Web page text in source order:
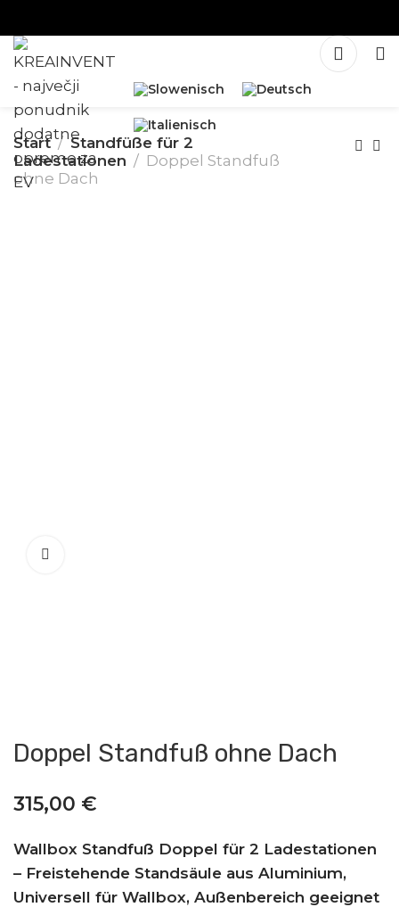
Start
Standfüße für 2
Ladestationen
Doppel Standfuß
ohne Dach
Doppel Standfuß ohne Dach
315,00 €
Wallbox Standfuß Doppel für 2 Ladestationen
– Freistehende Standsäule aus Aluminium,
Universell für Wallbox, Außenbereich geeignet